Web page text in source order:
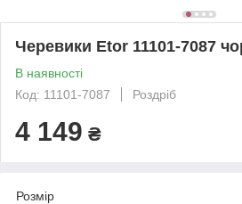
Черевики Etor 11101-7087
В наявності
Код: 11101-7087
Роздріб
4 149 ₴
Розмір